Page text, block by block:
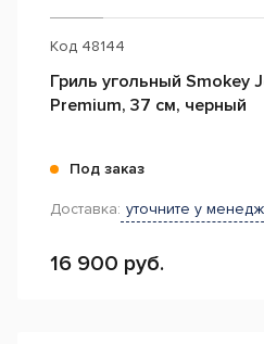
Код 48144
Гриль угольный Smokey
Premium, 37 см, черный
Под заказ
Доставка: уточните у
16 900 руб.